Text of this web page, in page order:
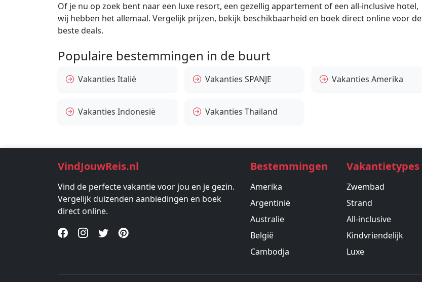
Of je nu op zoek bent naar een luxe resort, een gezellig appartement of een all-inclusive hotel,
wij hebben het allemaal. Vergelijk prijzen, bekijk beschikbaarheid en boek direct online voor de
beste deals.
Populaire bestemmingen in de buurt
Vakanties Italië Vakanties SPANJE Vakanties Amerika
Vakanties Indonesië Vakanties Thailand
VindJouwReis.nl
Vind de perfecte vakantie voor jou en je gezin.
Vergelijk duizenden aanbiedingen en boek
direct online.
Bestemmingen
Amerika
Argentinië
Australie
België
Cambodja
Vakantietypes
Zwembad
Strand
All-inclusive
Kindvriendelijk
Luxe